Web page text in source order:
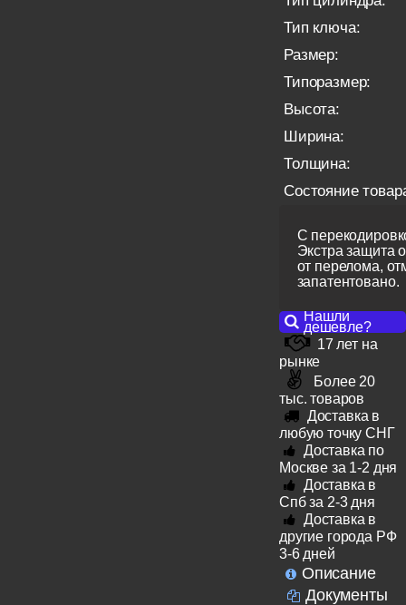
Тип ключа:
Размер:
Типоразмер:
Высота:
Ширина:
Толщина:
Состояние
С
Экстра защита
от перелома,
запатентовано.
Нашли
дешевле?
17 лет на
рынке
Более 20
тыс. товаров
Доставка в
любую точку СНГ
Доставка по
Москве за 1-2 дня
Доставка в
Спб за 2-3 дня
Доставка в
другие города РФ
3-6 дней
Описание
Документы